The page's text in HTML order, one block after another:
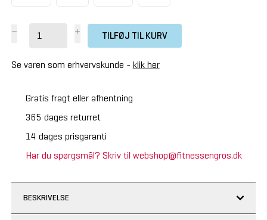
TILFØJ TIL KURV
Se varen som erhvervskunde - klik her
Gratis fragt eller afhentning
365 dages returret
14 dages prisgaranti
Har du spørgsmål? Skriv til webshop@fitnessengros.dk
BESKRIVELSE